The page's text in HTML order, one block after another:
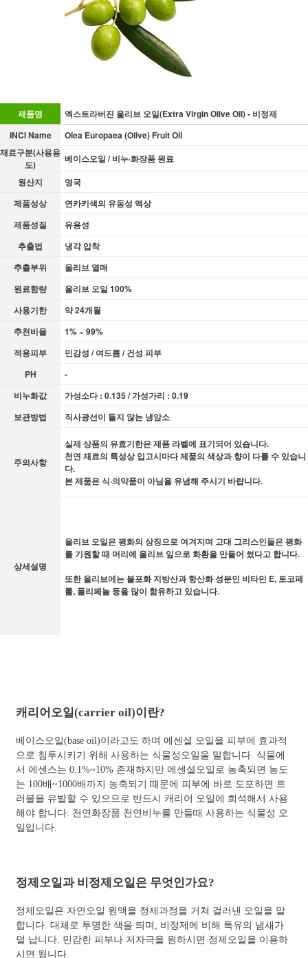
제품명
엑스트라버진 올리브 오일(Extra Virgin Olive Oil) - 비정제
INCI Name
Olea Europaea (Olive) Fruit Oil
재료구분(사용용
도)
베이스오일 / 비누·화장품 원료
원산지
영국
제품성상
연카키색의 유동성 액상
제품성질
유용성
추출법
냉각 압착
추출부위
올리브 열매
원료함량
올리브 오일 100%
사용기한
약 24개월
추천비율
1% ~ 99%
적용피부
민감성 / 여드름 / 건성 피부
PH
-
비누화값
가성소다 : 0.135 / 가성가리 : 0.19
보관방법
직사광선이 들지 않는 냉암소
주의사항
실제 상품의 유효기한은 제품 라벨에 표기되어 있습니다.
천연 재료의 특성상 입고시마다 제품의 색상과 향이 다를 수 있습니
다.
본 제품은 식·의약품이 아님을 유념해 주시기 바랍니다.
상세설명
올리브 오일은 평화의 상징으로 여겨지며 고대 그리스인들은 평화
를 기원할 때 머리에 올리브 잎으로 화환을 만들어 썼다고 합니다.
또한 올리브에는 불포화 지방산과 항산화 성분인 비타민 E, 토코페
롤, 폴리페놀 등을 많이 함유하고 있습니다.
캐리어오일(carrier oil)이란?
베이스오일(base oil)이라고도 하며 에센셜 오일을 피부에 효과적
으로 침투시키기 위해 사용하는 식물성오일을 말합니다. 식물에
서 에센스는 0.1%~10% 존재하지만 에센셜오일로 농축되면 농도
는 100배~1000배까지 농축되기 때문에 피부에 바로 도포하면 트
러블을 유발할 수 있으므로 반드시 캐리어 오일에 희석해서 사용
해야 합니다. 천연화장품 천연비누를 만들때 사용하는 식물성 오
일입니다.
정제오일과 비정제오일은 무엇인가요?
정제오일은 자연오일 원액을 정제과정을 거쳐 걸러낸 오일을 말
합니다. 대체로 투명한 색을 띄며, 비정제에 비해 특유의 냄새가
덜 납니다. 민감한 피부나 저자극을 원하시면 정제오일을 이용하
시면 됩니다.